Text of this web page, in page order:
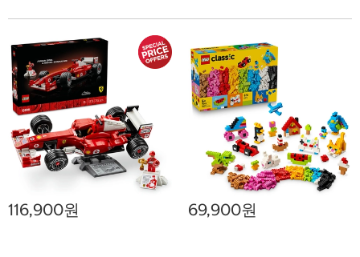
116,900원 69,900원